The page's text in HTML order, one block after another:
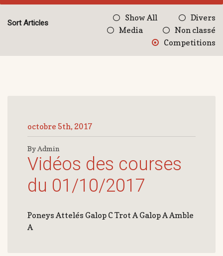
Sort Articles
Show All
Divers
Media
Non classé
Competitions
octobre 5th, 2017
By Admin
Vidéos des courses
du 01/10/2017
Poneys Attelés Galop C Trot A Galop A Amble
A